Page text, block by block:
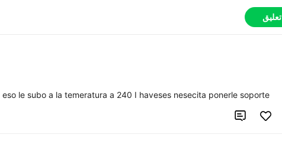
تعليق
le subo a la temeratura a 240 I haveses nesecita ponerle soporte
